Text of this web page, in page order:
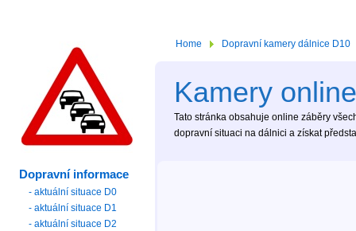
Home Dopravní kamery dálnice D10
Kamery
Tato stránka obsahuje online záběry
dopravní situaci na dálnici a získat
Dopravní informace
- aktuální situace D0
- aktuální situace D1
- aktuální situace D2